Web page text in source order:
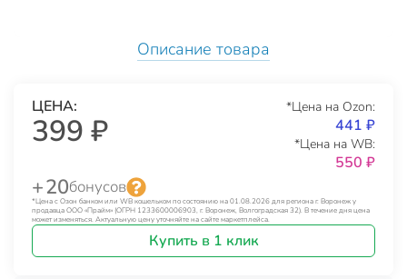
Описание товара
ЦЕНА:
399 ₽
*Цена на Ozon:
441 ₽
*Цена на WB:
550 ₽
+ 20бонусов
*Цена с Озон банком или WB кошельком по состоянию на 01.08.2026 для региона г. Воронеж у
продавца ООО «Прайм» (ОГРН 1233600006903, г. Воронеж, Волгоградская 32). В течение дня цена
может изменяться. Актуальную цену уточняйте на сайте маркетплейса.
Купить в 1 клик